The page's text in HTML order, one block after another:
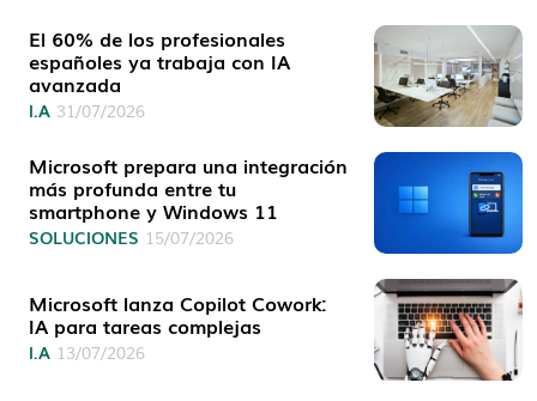
El 60% de los profesionales
españoles ya trabaja con IA
avanzada
I.A 31/07/2026
Microsoft prepara una integración
más profunda entre tu
smartphone y Windows 11
SOLUCIONES 15/07/2026
Microsoft lanza Copilot Cowork:
IA para tareas complejas
I.A 13/07/2026